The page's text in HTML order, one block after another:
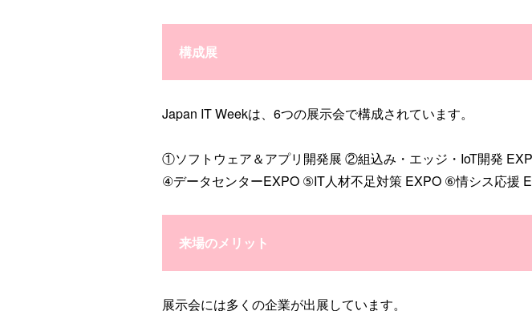
構成展
Japan IT Weekは、6つの展示会で構成されています。
①ソフトウェア＆アプリ開発展 ②組込み・エッジ・IoT開発
④データセンターEXPO ⑤IT人材不足対策 EXPO ⑥情シス応援
来場のメリット
展示会には多くの企業が出展しています。